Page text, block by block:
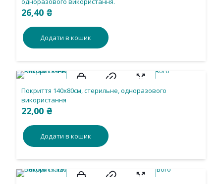
26,40 ₴
Додати в кошик
Покриття 140х80см, стерильне, одноразового
використання
22,00 ₴
Додати в кошик